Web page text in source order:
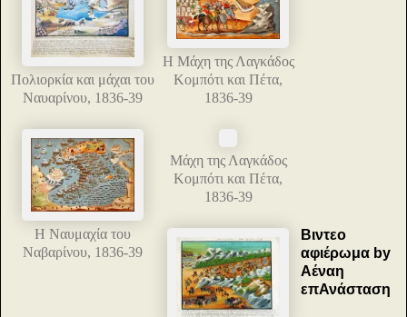
Πολιορκία και μάχαι του
Ναυαρίνου, 1836-39
Η Μάχη της Λαγκάδος
Κομπότι και Πέτα,
1836-39
Η Ναυμαχία του
Ναβαρίνου, 1836-39
Μάχη της Λαγκάδος
Κομπότι και Πέτα,
1836-39
Βιντεο
αφιέρωμα by
Αέναη
επΑνάσταση